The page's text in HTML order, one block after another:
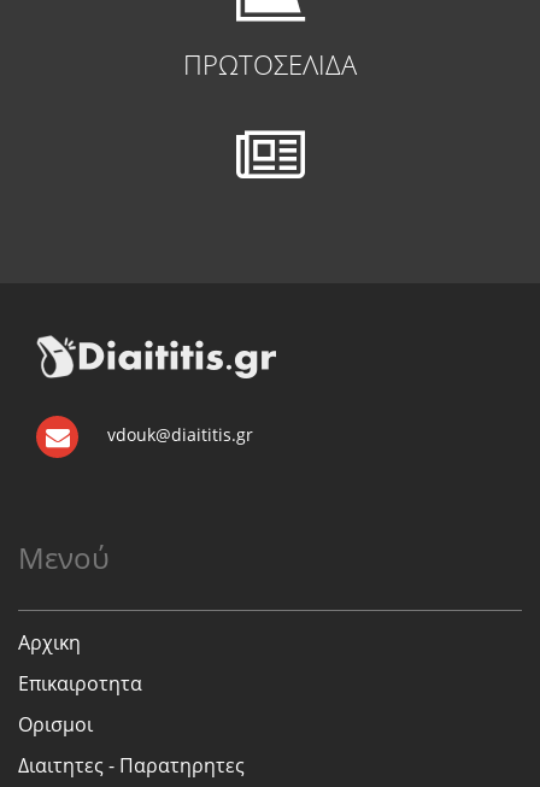
ΠΡΩΤΟΣΕΛΙΔΑ
vdouk@diaititis.gr
Μενού
Αρχικη
Επικαιροτητα
Ορισμοι
Διαιτητες - Παρατηρητες